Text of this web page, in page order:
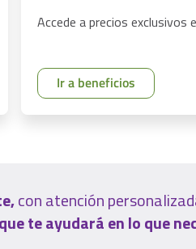
Accede a precios exclusivos
Ir a beneficios
con atención
te ayudará en lo que